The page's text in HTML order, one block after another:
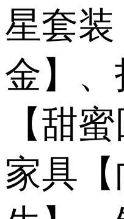
星套
金】
【甜
家具